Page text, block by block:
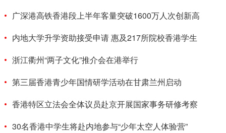
广深港高铁香港段上半年客量突破1600万人次创新高
内地大学升学资助接受申请 惠及217所院校香港学生
浙江衢州“两子文化”推介会在港举行
第三届香港青少年国情研学活动在甘肃兰州启动
香港特区立法会全体议员赴京开展国家事务研修考察
30名香港中学生将赴内地参与“少年太空人体验营”